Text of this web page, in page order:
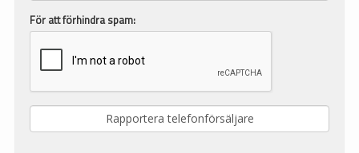
För att förhindra spam: